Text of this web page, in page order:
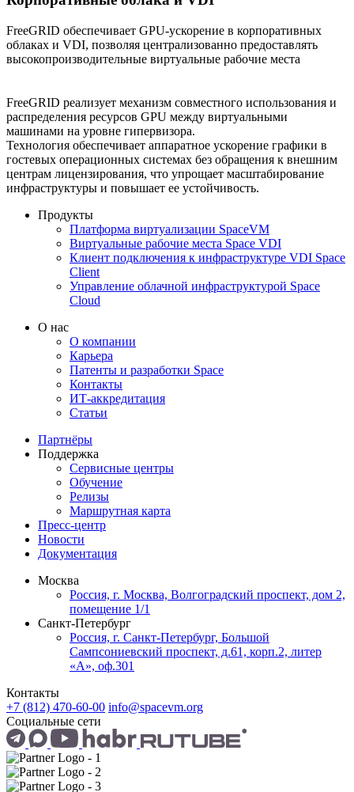
FreeGRID обеспечивает GPU-ускорение в корпоративных
облаках и VDI, позволяя централизованно предоставлять
высокопроизводительные виртуальные рабочие места
FreeGRID реализует механизм совместного использования и
распределения ресурсов GPU между виртуальными
машинами на уровне гипервизора.
Технология обеспечивает аппаратное ускорение графики в
гостевых операционных системах без обращения к внешним
центрам лицензирования, что упрощает масштабирование
инфраструктуры и повышает ее устойчивость.
Продукты
Платформа виртуализации SpaceVM
Виртуальные рабочие места Space VDI
Клиент подключения к инфраструктуре VDI Space
Client
Управление облачной инфраструктурой Space
Cloud
О нас
О компании
Карьера
Патенты и разработки Space
Контакты
ИТ-аккредитация
Статьи
Партнёры
Поддержка
Сервисные центры
Обучение
Релизы
Маршрутная карта
Пресс-центр
Новости
Документация
Москва
Россия, г. Москва, Волгоградский проспект, дом 2,
помещение 1/1
Санкт-Петербург
Россия, г. Санкт-Петербург, Большой
Сампсониевский проспект, д.61, корп.2, литер
«А», оф.301
Контакты
+7 (812) 470-60-00 info@spacevm.org
Социальные сети